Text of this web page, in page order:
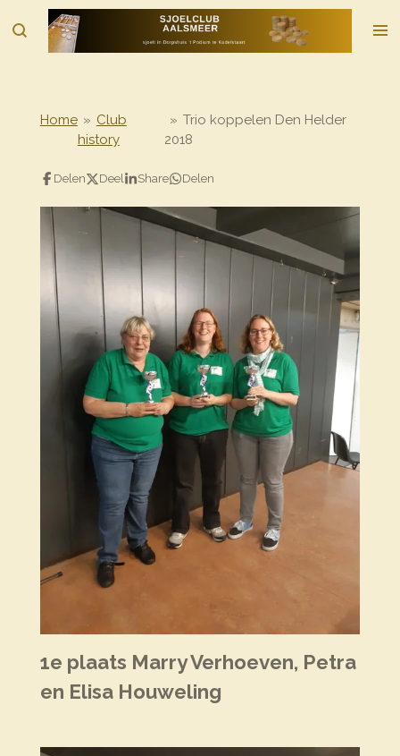
direct
Home » Club
history
» Trio koppelen Den Helder
2018
Delen Deel Share Delen
1e plaats Marry Verhoeven, Petra
en Elisa Houweling